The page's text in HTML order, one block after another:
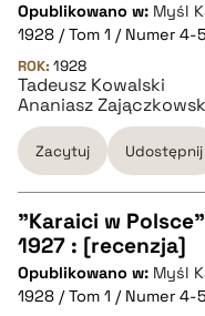
pobierz cytat
BIBTEX
pobierz cytat
Opublikowano w: Myśl
1928 / Tom 1 / Numer 4-
ROK: 1928
Tadeusz Kowalski
Ananiasz
Zacytuj Udostępnij
CZYSTY TEKST
"Karaici w
1927 : [recenzja]
Opublikowano w: Myśl
1928 / Tom 1 / Numer 4-